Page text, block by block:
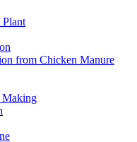
from Chicken Manure
Making